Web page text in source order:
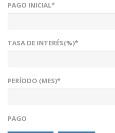
PAGO INICIAL*
TASA DE INTERÉS(%)*
PERÍODO (MES)*
PAGO